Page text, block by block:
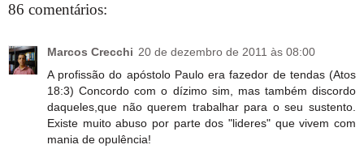
86 comentários:
Marcos Crecchi 20 de dezembro de 2011 às 08:00
A profissão do apóstolo Paulo era fazedor de tendas (Atos
18:3) Concordo com o dízimo sim, mas também discordo
daqueles,que não querem trabalhar para o seu sustento.
Existe muito abuso por parte dos "lideres" que vivem com
mania de opulência!